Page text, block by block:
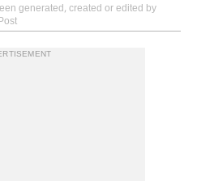
generated, created or edited by